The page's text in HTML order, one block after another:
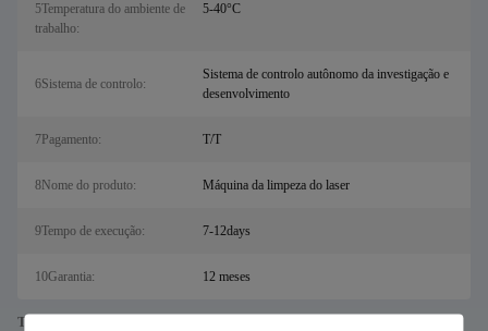
5Temperatura do ambiente de
trabalho:
5-40°C
6Sistema de controlo:
Sistema de controlo autônomo da investigação e
desenvolvimento
7Pagamento: T/T
8Nome do produto: Máquina da limpeza do laser
9Tempo de execução: 7-12days
10Garantia: 12 meses
Tags: